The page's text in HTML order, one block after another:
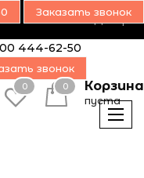
Наш блог Дилерам
444-62-50
звонок
0 0 Корзина
пуста
Заказать звонок